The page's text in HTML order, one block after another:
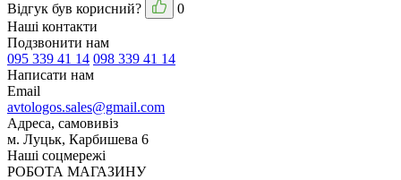
Відгук був корисний?
0
Наші контакти
Подзвонити нам
095 339 41 14 098 339 41 14
Написати нам
Email
avtologos.sales@gmail.com
Адреса, самовивіз
м. Луцьк, Карбишева 6
Наші соцмережі
РОБОТА МАГАЗИНУ